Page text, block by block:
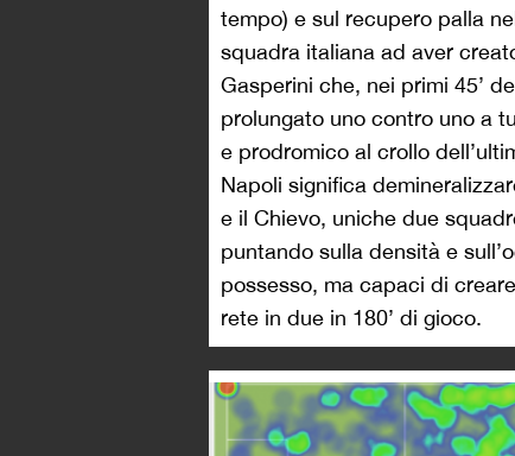
tempo) e sul recupero palla
squadra italiana ad aver
Gasperini che, nei primi 45’
prolungato uno contro uno a
e prodromico al crollo
Napoli significa
e il Chievo, uniche due
puntando sulla densità e
possesso, ma capaci di
rete in due in 180’ di gioco.